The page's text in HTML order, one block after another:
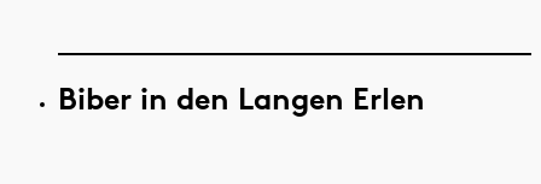
Biber in den Langen Erlen